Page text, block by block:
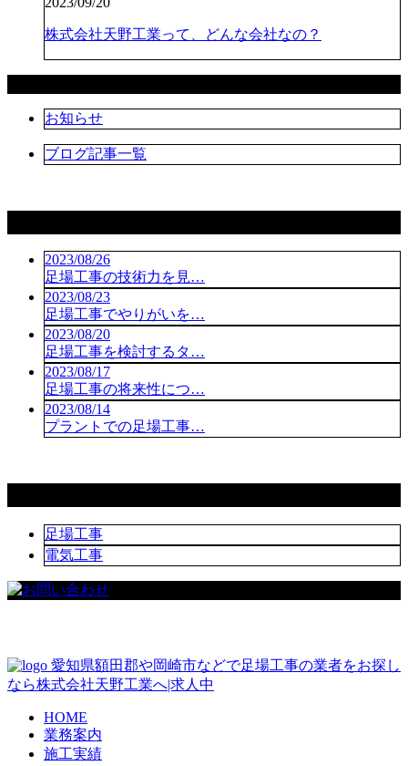
株式会社天野工業って、どんな会社なの？
お知らせ
ブログ記事一覧
2023/08/26
足場工事の技術力を見…
2023/08/23
足場工事でやりがいを…
2023/08/20
足場工事を検討するタ…
2023/08/17
足場工事の将来性につ…
2023/08/14
プラントでの足場工事…
足場工事
電気工事
愛知県額田郡や岡崎市などで足場工事の業者をお探し
なら株式会社天野工業へ|求人中
HOME
業務案内
施工実績